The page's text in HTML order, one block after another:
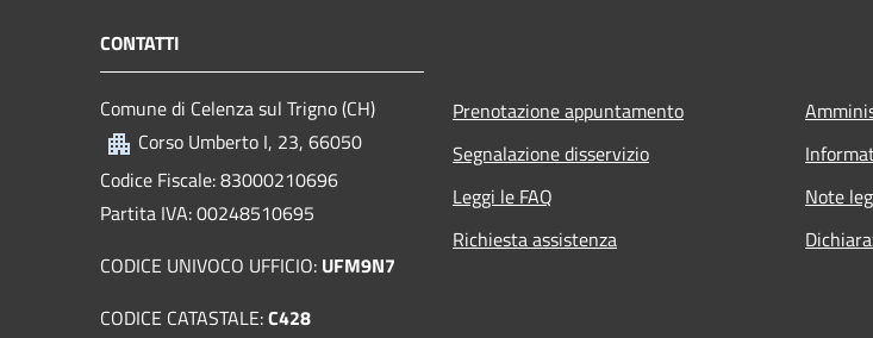
CONTATTI
Comune di Celenza sul Trigno (CH)
Corso Umberto I, 23, 66050
Codice Fiscale: 83000210696
Partita IVA: 00248510695
CODICE UNIVOCO UFFICIO: UFM9N7
CODICE CATASTALE:C428
Prenotazione appuntamento
Segnalazione disservizio
Leggi le FAQ
Richiesta assistenza
Note